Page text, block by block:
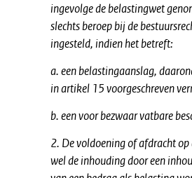
ingevolge de belastingwet
slechts beroep bij de
ingesteld, indien het betreft:
a. een belastingaanslag,
in artikel 15 voorgeschreven
b. een voor bezwaar vatbare
2. De voldoening of afdracht
wel de inhouding door een